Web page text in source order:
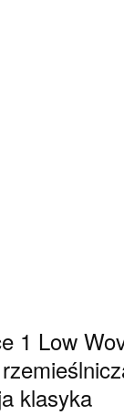
1 Low
klasyka